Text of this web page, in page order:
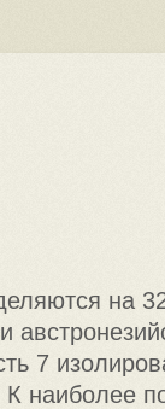
на
7
наиболее